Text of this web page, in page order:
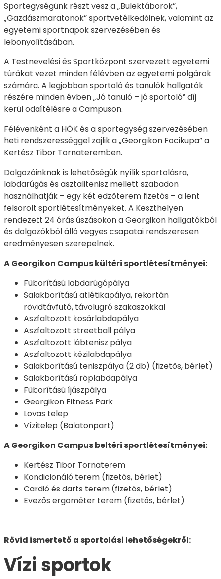
Sportegységünk részt vesz a „Bulektáborok”,
„Gazdászmaratonok” sportvetélkedőinek, valamint az
egyetemi sportnapok szervezésében és
lebonyolításában.
A Testnevelési és Sportközpont szervezett egyetemi
túrákat vezet minden félévben az egyetemi polgárok
számára. A legjobban sportoló és tanulók hallgatók
részére minden évben „Jó tanuló – jó sportoló” díj
kerül odaítélésre a Campuson.
Félévenként a HÖK és a sportegység szervezésében
heti rendszerességgel zajlik a „Georgikon Focikupa” a
Kertész Tibor Tornateremben.
Dolgozóinknak is lehetőségük nyílik sportolásra,
labdarúgás és asztalitenisz mellett szabadon
használhatják – egy két edzőterem fizetős – a lent
felsorolt sportlétesítményeket. A Keszthelyen
rendezett 24 órás úszásokon a Georgikon hallgatókból
és dolgozókból álló vegyes csapatai rendszeresen
eredményesen szerepelnek.
A Georgikon Campus kültéri sportlétesítményei:
Fűborítású labdarúgópálya
Salakborítású atlétikapálya, rekortán
rövidtávfutó, távolugró szakaszokkal
Aszfaltozott kosárlabdapálya
Aszfaltozott streetball pálya
Aszfaltozott lábtenisz pálya
Aszfaltozott kézilabdapálya
Salakborítású teniszpálya (2 db) (fizetős, bérlet)
Salakborítású röplabdapálya
Fűborítású íjászpálya
Georgikon Fitness Park
Lovas telep
Vízitelep (Balatonpart)
A Georgikon Campus beltéri sportlétesítményei:
Kertész Tibor Tornaterem
Kondicionáló terem (fizetős, bérlet)
Cardió és darts terem (fizetős, bérlet)
Evezős ergométer terem (fizetős, bérlet)
Rövid ismertető a sportolási lehetőségekről:
Vízi sportok